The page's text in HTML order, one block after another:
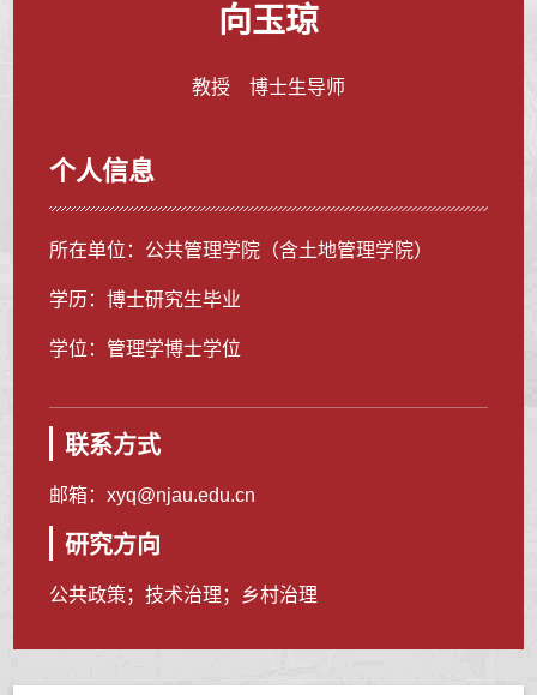
向玉琼
教授 博士生导师
个人信息
所在单位：公共管理学院（含土地管理学院）
学历：博士研究生毕业
学位：管理学博士学位
联系方式
邮箱：xyq@njau.edu.cn
研究方向
公共政策；技术治理；乡村治理